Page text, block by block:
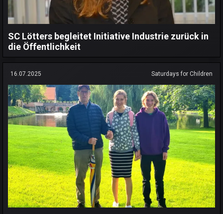
SC Lötters begleitet Initiative Industrie zurück in
die Öffentlichkeit
16.07.2025 Saturdays for Children